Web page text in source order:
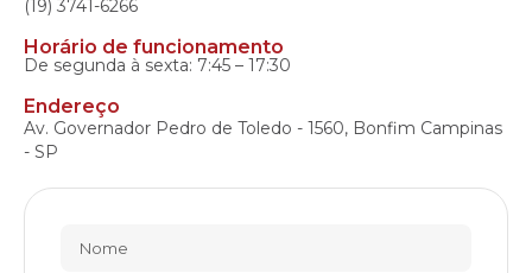
(19) 3741-6266
Horário de funcionamento
De segunda à sexta: 7:45 – 17:30
Endereço
Av. Governador Pedro de Toledo - 1560, Bonfim Campinas
- SP